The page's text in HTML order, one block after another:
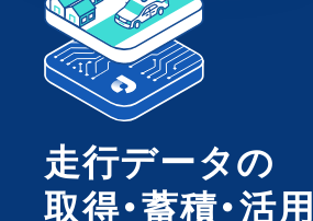
走行データの
取得・蓄積・活用